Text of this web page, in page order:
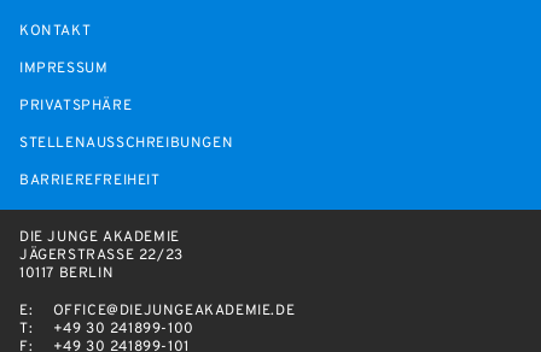
KONTAKT
IMPRESSUM
PRIVATSPHÄRE
STELLENAUSSCHREIBUNGEN
BARRIEREFREIHEIT
DIE JUNGE AKADEMIE
JÄGERSTRASSE 22/23
10117 BERLIN
E:
OFFICE@DIEJUNGEAKADEMIE.DE
T:
+49 30 241899-100
F:
+49 30 241899-101